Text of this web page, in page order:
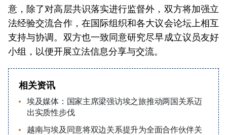
意，除了对高层共识落实进行监督外，双方将加强立
法经验交流合作，在国际组织和各大议会论坛上相互
支持与协调。双方也一致同意研究尽早成立议员友好
小组，以便开展立法信息分享与交流。
相关资讯
埃及媒体：国家主席梁强访埃之旅推动两国关系迈
出实质性步伐
越南与埃及同意将双边关系提升为全面合作伙伴关